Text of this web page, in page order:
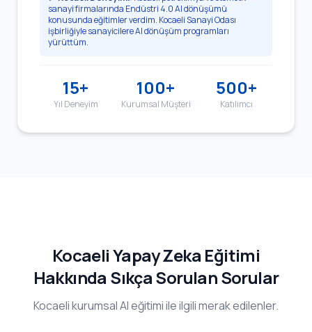
sanayi firmalarında Endüstri 4.0 AI dönüşümü
konusunda eğitimler verdim. Kocaeli Sanayi Odası
işbirliğiyle sanayicilere AI dönüşüm programları
yürüttüm.
15+
Yıl Deneyim
100+
Kurumsal Müşteri
500+
Katılımcı
Kocaeli Yapay Zeka Eğitimi
Hakkında Sıkça Sorulan Sorular
Kocaeli kurumsal AI eğitimi ile ilgili merak edilenler.